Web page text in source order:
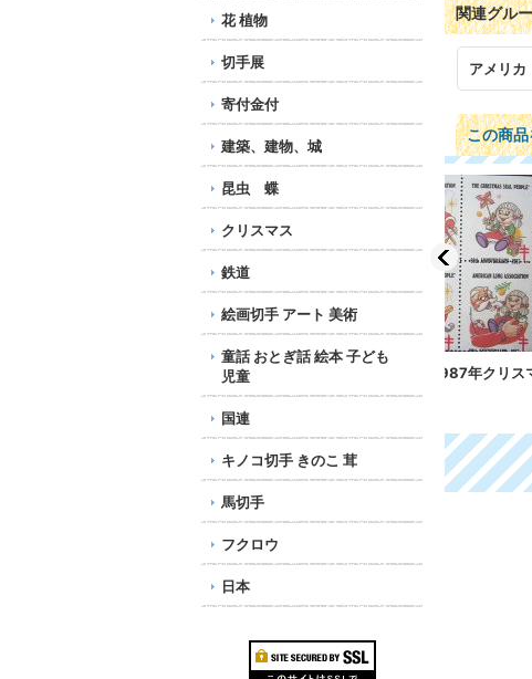
花 植物
切手展
寄付金付
建築、建物、城
昆虫 蝶
クリスマス
鉄道
絵画切手 アート 美術
童話 おとぎ話 絵本 子ども
児童
国連
キノコ切手 きのこ 茸
馬切手
フクロウ
日本
関連グル
アメリカ
この商
スシール
アメリカ